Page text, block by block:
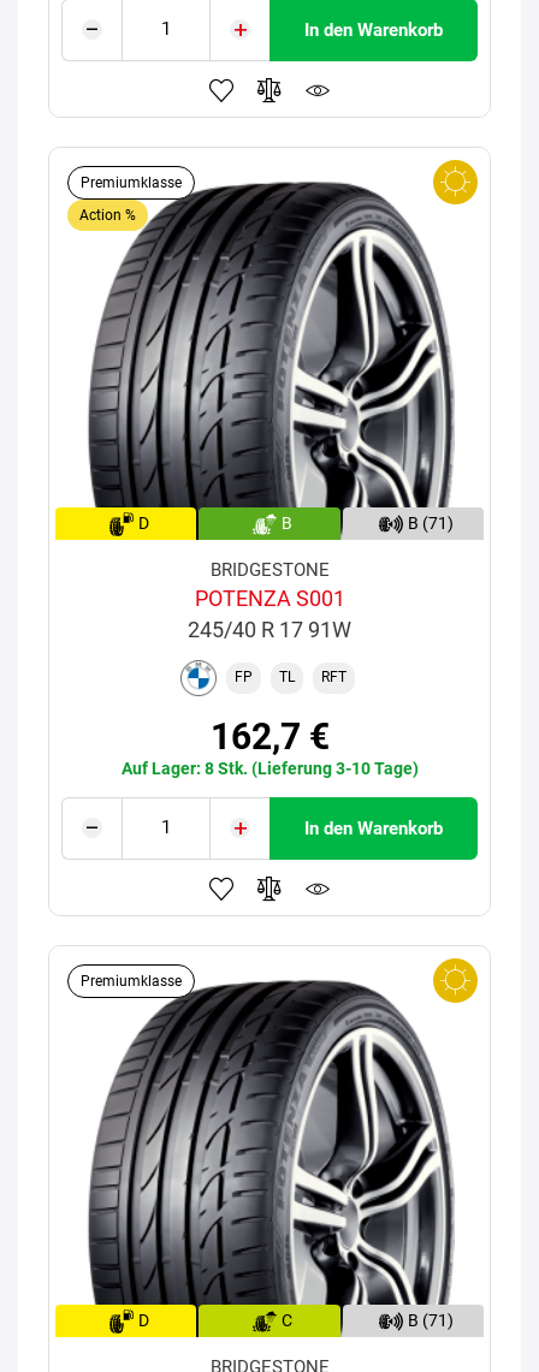
In den Warenkorb
Premiumklasse
Action %
D B B (71)
BRIDGESTONE
POTENZA S001
245/40 R 17 91W
FP TL RFT
162,7 €
Auf Lager: 8 Stk. (Lieferung 3-10 Tage)
In den Warenkorb
Premiumklasse
D C B (71)
BRIDGESTONE